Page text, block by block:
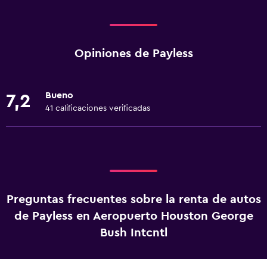
Opiniones de Payless
7,2 Bueno
41 calificaciones verificadas
Preguntas frecuentes sobre la renta de autos
de Payless en Aeropuerto Houston George
Bush Intcntl